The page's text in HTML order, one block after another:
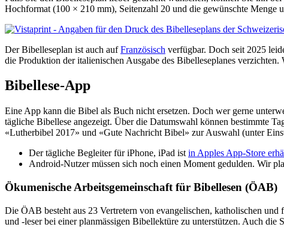
Hochformat (100 × 210 mm), Seitenzahl 20 und die gewünschte
Der Bibelleseplan ist auch aufFranzösisch verfügbar. Doch seit 2025
die Produktion der italienischen Ausgabe des Bibelleseplanes
Bibellese-App
Eine App kann die Bibel als Buch nicht ersetzen. Doch wer gerne
tägliche Bibellese angezeigt. Über die Datumswahl können bestimmte
«Lutherbibel 2017» und «Gute Nachricht Bibel» zur Auswahl (unter
Der tägliche Begleiter für iPhone, iPad ist in Apples App-Store
Android-Nutzer müssen sich noch einen Moment gedulden. Wir
Ökumenische Arbeitsgemeinschaft für Bibellesen (ÖAB)
Die ÖAB besteht aus 23 Vertretern von evangelischen, katholischen
und -leser bei einer planmässigen Bibellektüre zu unterstützen. Auch